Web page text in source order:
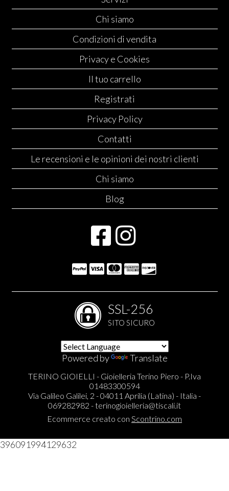
Chi siamo
Condizioni di vendita
Privacy e Cookies
Il tuo carrello
Registrati
Privacy Policy
Contatti
Le recensioni e le opinioni dei nostri clienti
Chi siamo
Blog
SSL-256
SITO SICURO
Powered by Translate
TERINO GIOIELLI - Gioielleria Terino Piero - P.Iva
01483300594
Via Galileo Galilei, 2 - 04011 Aprilia (Latina) - Italia -
069282982 -terinogioielleria@tiscali.it
Ecommerce creato con Scontrino.com
396091994129632